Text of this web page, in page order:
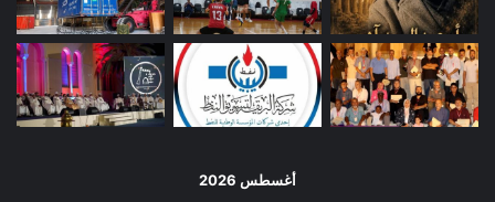
أغسطس 2026